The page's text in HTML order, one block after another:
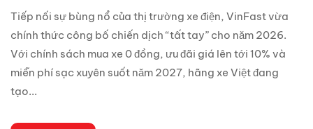
Tiếp nối sự bùng nổ của thị trường xe điện, VinFast vừa
chính thức công bố chiến dịch “tất tay” cho năm 2026.
Với chính sách mua xe 0 đồng, ưu đãi giá lên tới 10% và
miễn phí sạc xuyên suốt năm 2027, hãng xe Việt đang
tạo...